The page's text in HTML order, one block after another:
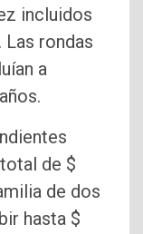
incluidos
rondas
a
de $
de dos
hasta $